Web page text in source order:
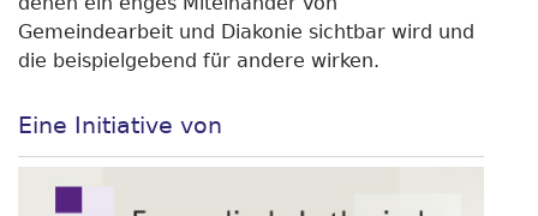
Gemeindearbeit und Diakonie sichtbar wird und
die beispielgebend für andere wirken.
Eine Initiative von